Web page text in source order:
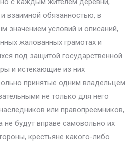
взаимной обязанностью, в
значением условий и описаний,
жалованных грамотах и
под защитой государственной
и истекающие из них
принятые одним владельцем
не только для него
или правопреемников,
не будут вправе самовольно их
крестьяне какого-либо